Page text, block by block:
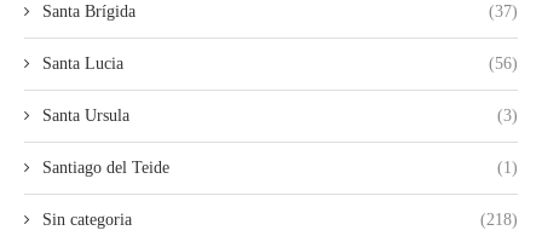
Santa Brígida (37)
Santa Lucia (56)
Santa Ursula (3)
Santiago del Teide (1)
Sin categoria (218)